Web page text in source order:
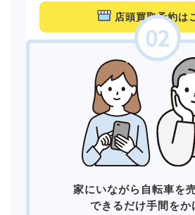
店頭買取予約は
家にいながら自転車を
できるだけ手間をか